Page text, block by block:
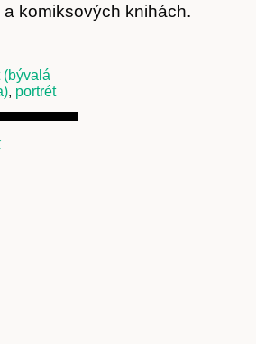
komiksových knihách.
(bývalá
, portrét